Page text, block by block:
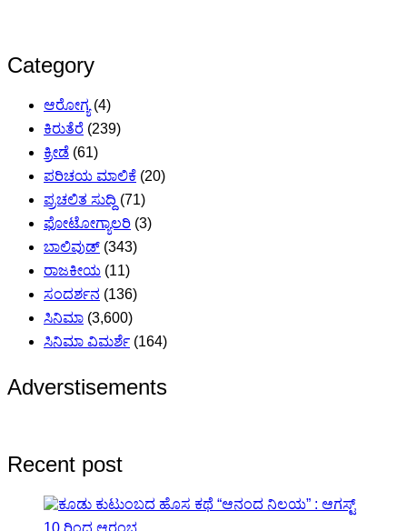
Category
ಆರೋಗ್ಯ(4)
ಕಿರುತೆರೆ (239)
ಕ್ರೀಡೆ (61)
ಪರಿಚಯ ಮಾಲಿಕೆ (20)
ಪ್ರಚಲಿತ ಸುದ್ದಿ (71)
ಫೋಟೋಗ್ಯಾಲರಿ (3)
ಬಾಲಿವುಡ್ (343)
ರಾಜಕೀಯ (11)
ಸಂದರ್ಶನ (136)
ಸಿನಿಮಾ (3,600)
ಸಿನಿಮಾ ವಿಮರ್ಶೆ (164)
Adverstisements
Recent post